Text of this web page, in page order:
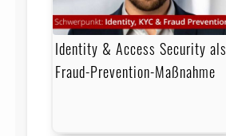
Identity & Access Security als
Fraud-Prevention-Maßnahme